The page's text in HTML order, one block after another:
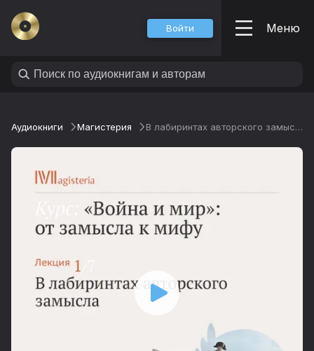
Войти Меню
Аудиокниги Магистерия В лабиринтах авторского замысла